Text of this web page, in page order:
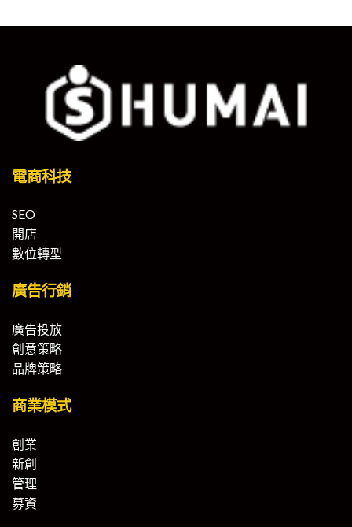
電商科技
SEO
開店
數位轉型
廣告行銷
廣告投放
創意策略
品牌策略
商業模式
創業
新創
管理
募資